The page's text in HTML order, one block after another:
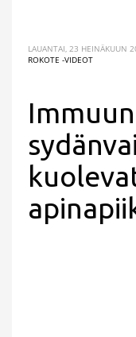
LAUANTAI, 23 HEINÄKUUN
ROKOTE -VIDEOT